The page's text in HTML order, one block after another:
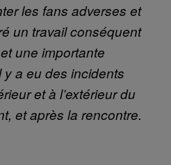
les fans adverses et
un travail conséquent
une importante
a eu des incidents
et à l’extérieur du
et après la rencontre.